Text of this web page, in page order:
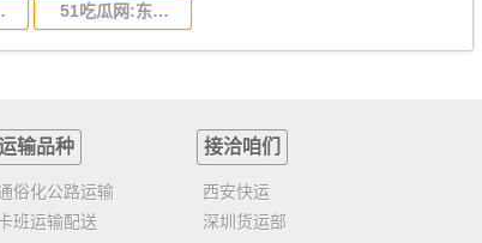
物流公司 51吃瓜网:东莞到广西物流专线,东莞到广西物流公司
输品种
俗化公路运输
班运输配送
接洽咱们
西安快运
深圳货运部